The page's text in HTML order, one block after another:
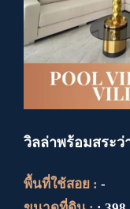
วิลล่าพร้อมสระว่
พื้นที่ใช้สอย : -